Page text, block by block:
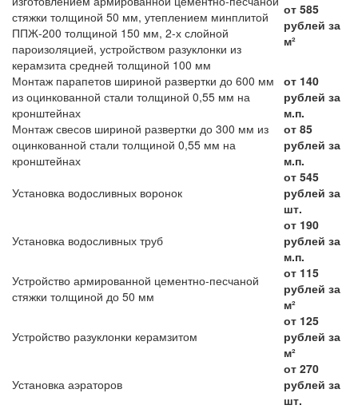
стяжки толщиной 50 мм, утеплением минплитой
ППЖ-200 толщиной 150 мм, 2-х слойной
пароизоляцией, устройством разуклонки из
керамзита средней толщиной 100 мм
от 585
рублей за
м²
Монтаж парапетов шириной развертки до 600 мм
из оцинкованной стали толщиной 0,55 мм на
кронштейнах
от 140
рублей за
м.п.
Монтаж свесов шириной развертки до 300 мм из
оцинкованной стали толщиной 0,55 мм на
кронштейнах
от 85
рублей за
м.п.
Установка водосливных воронок
от 545
рублей за
шт.
Установка водосливных труб
от 190
рублей за
м.п.
Устройство армированной цементно-песчаной
стяжки толщиной до 50 мм
от 115
рублей за
м²
Устройство разуклонки керамзитом
от 125
рублей за
м²
Установка аэраторов
от 270
рублей за
шт.